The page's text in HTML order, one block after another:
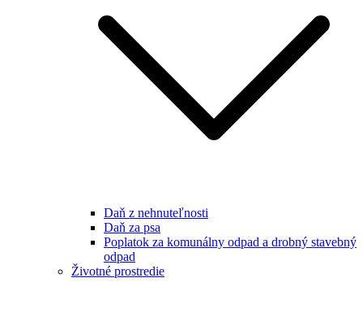
Daň z nehnuteľnosti
Daň za psa
Poplatok za komunálny odpad a drobný stavebný
odpad
Životné prostredie